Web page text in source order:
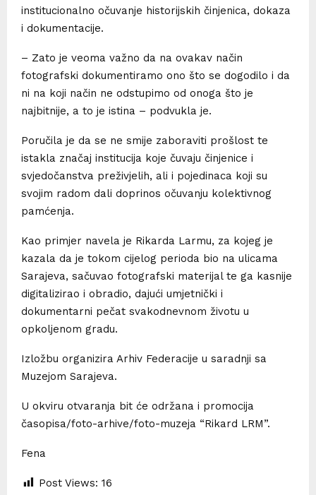
institucionalno očuvanje historijskih činjenica, dokaza
i dokumentacije.
– Zato je veoma važno da na ovakav način
fotografski dokumentiramo ono što se dogodilo i da
ni na koji način ne odstupimo od onoga što je
najbitnije, a to je istina – podvukla je.
Poručila je da se ne smije zaboraviti prošlost te
istakla značaj institucija koje čuvaju činjenice i
svjedočanstva preživjelih, ali i pojedinaca koji su
svojim radom dali doprinos očuvanju kolektivnog
pamćenja.
Kao primjer navela je Rikarda Larmu, za kojeg je
kazala da je tokom cijelog perioda bio na ulicama
Sarajeva, sačuvao fotografski materijal te ga kasnije
digitalizirao i obradio, dajući umjetnički i
dokumentarni pečat svakodnevnom životu u
opkoljenom gradu.
Izložbu organizira Arhiv Federacije u saradnji sa
Muzejom Sarajeva.
U okviru otvaranja bit će održana i promocija
časopisa/foto-arhive/foto-muzeja “Rikard LRM”.
Fena
Post Views: 16